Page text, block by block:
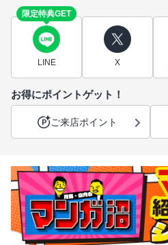
限定特典GET
LINE X
お得にポイントゲット！
ご来店ポイント